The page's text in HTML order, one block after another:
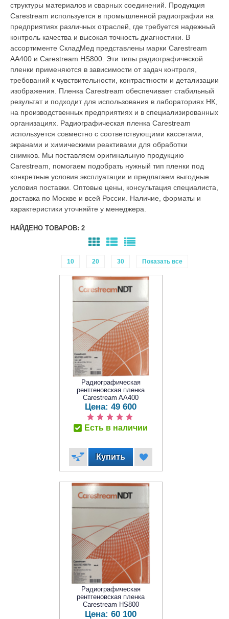
структуры материалов и сварных соединений. Продукция
Carestream используется в промышленной радиографии на
предприятиях различных отраслей, где требуется надежный
контроль качества и высокая точность диагностики.
В
ассортименте СкладМед представлены марки Carestream
AA400 и Carestream HS800. Эти типы радиографической
пленки применяются в зависимости от задач контроля,
требований к чувствительности, контрастности и детализации
изображения. Пленка Carestream обеспечивает стабильный
результат и подходит для использования в лабораториях НК,
на производственных предприятиях и в специализированных
организациях. Радиографическая пленка Carestream
используется совместно с соответствующими кассетами,
экранами и химическими реактивами для обработки
снимков. Мы поставляем оригинальную продукцию
Carestream, помогаем подобрать нужный тип пленки под
конкретные условия эксплуатации и предлагаем выгодные
условия поставки. Оптовые цены, консультация специалиста,
доставка по Москве и всей России. Наличие, форматы и
характеристики уточняйте у менеджера.
НАЙДЕНО ТОВАРОВ: 2
10 20 30 Показать все
Радиографическая
рентгеновская пленка
Carestream AA400
Цена: 49 600
Есть в наличии
Радиографическая
рентгеновская пленка
Carestream HS800
Цена: 60 100